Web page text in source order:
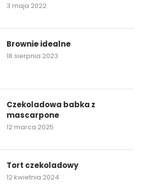
3 maja 2022
Brownie idealne
18 sierpnia 2023
Czekoladowa babka z
mascarpone
12 marca 2025
Tort czekoladowy
12 kwietnia 2024